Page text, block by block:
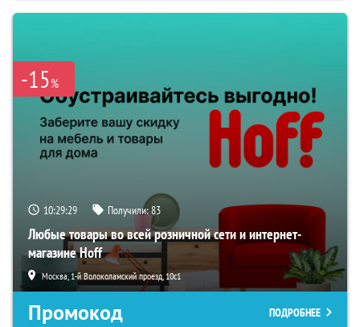
-15%
10:29:28 Получили:83
Любые товары во всей розничной сети и интернет-
магазине Hoff
Москва, 1-й Волоколамский проезд, 10с1
Промокод ПОДРОБНЕЕ